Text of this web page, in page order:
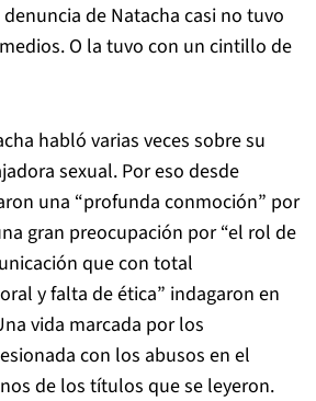
de Natacha casi no tuvo
O la tuvo con un cintillo de
habló varias veces sobre su
sexual. Por eso desde
una “profunda conmoción” por
gran preocupación por “el rol de
que con total
y falta de ética” indagaron en
vida marcada por los
con los abusos en el
de los títulos que se leyeron.